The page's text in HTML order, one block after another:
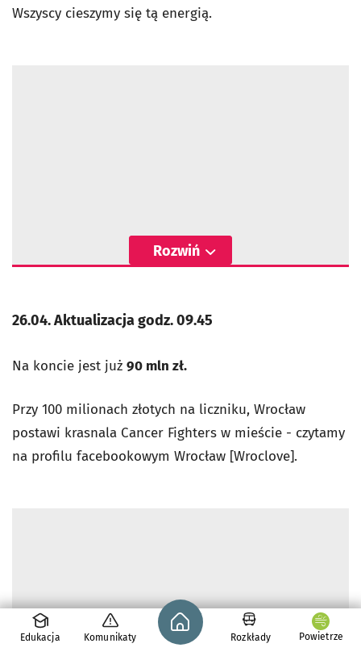
Wszyscy cieszymy się tą energią.
Rozwiń
26.04. Aktualizacja godz. 09.45
Na koncie jest już 90 mln zł.
Przy 100 milionach złotych na liczniku, Wrocław
postawi krasnala Cancer Fighters w mieście - czytamy
na profilu facebookowym Wrocław [Wroclove].
Edukacja Komunikaty
Strona główna - wroclaw.pl
Rozkłady Powietrze